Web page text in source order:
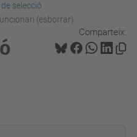
selecció
(esborrar)
Comparteix: